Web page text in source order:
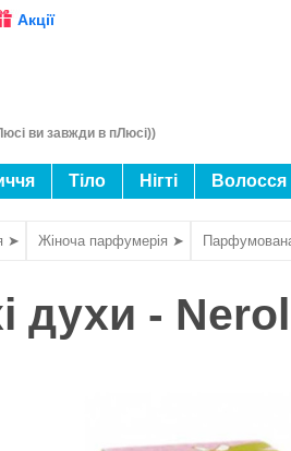
Акції
ви завжди в пЛюсі))
Тіло Нігті Волосся
➤ Жіноча парфумерія ➤
духи -